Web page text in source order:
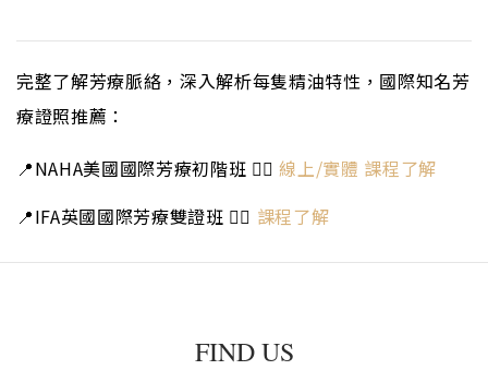
完整了解芳療脈絡，深入解析每隻精油特性，國際知名芳
療證照推薦：
📍NAHA美國國際芳療初階班 👉🏻線上/實體 課程了解
📍IFA英國國際芳療雙證班 👉🏻 課程了解
FIND US